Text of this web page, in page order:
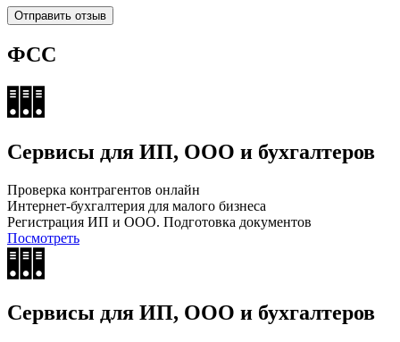
ФСС
Сервисы для ИП, ООО и бухгалтеров
Проверка контрагентов онлайн
Интернет-бухгалтерия для малого бизнеса
Регистрация ИП и ООО. Подготовка документов
Посмотреть
Сервисы для ИП, ООО и бухгалтеров